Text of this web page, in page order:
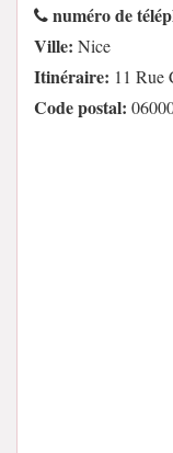
numéro de
Ville: Nice
Itinéraire: 11 Rue
Code postal: